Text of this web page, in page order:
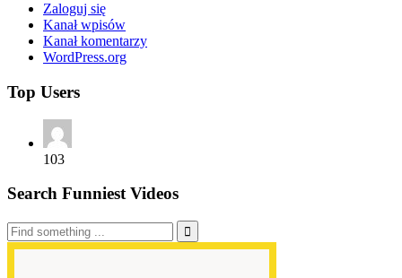
Zaloguj się
Kanał wpisów
Kanał komentarzy
WordPress.org
Top Users
103
Search Funniest Videos